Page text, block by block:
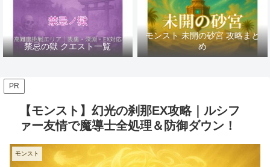
禁忌の獄 クエスト一覧
モンスト 未開の砂宮 攻略まと
め
PR
【モンスト】幻光の刹那EX攻略｜ルシフ
ァー友情で魔導士全処理＆防御ダウン！
モンスト